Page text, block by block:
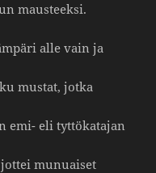
maus­teeksi.
alle vain ja
mustat, jotka
emi- eli tyttö­ka­tajan
munuaiset